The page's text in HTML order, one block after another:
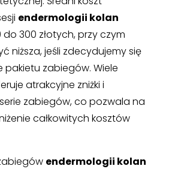
endermologii kolan
do 300 złotych, przy czym
niższa, jeśli zdecydujemy się
pakietu zabiegów. Wiele
atrakcyjne zniżki i
zabiegów, co pozwala na
całkowitych kosztów
endermologii kolan